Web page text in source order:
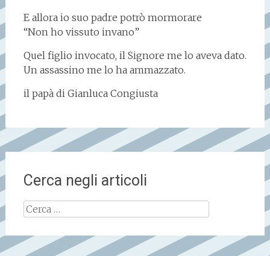
E allora io suo padre potrò mormorare
“Non ho vissuto invano”
Quel figlio invocato, il Signore me lo aveva dato.
Un assassino me lo ha ammazzato.
il papà di Gianluca Congiusta
Cerca negli articoli
Ricerca